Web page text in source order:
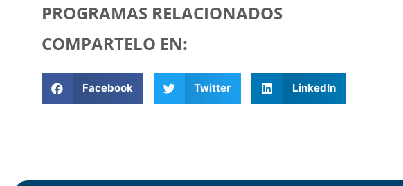
PROGRAMAS RELACIONADOS
COMPARTELO EN:
Facebook Twitter LinkedIn